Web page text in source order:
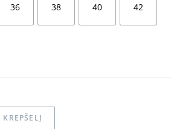
36 38 40 42
KREPŠELĮ